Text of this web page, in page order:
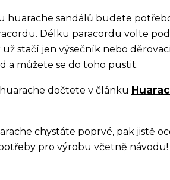
huarache sandálů budete
Délku paracordu volte
už stačí jen výsečník nebo
a můžete se do toho pustit.
dočtete v článku
chystáte poprvé, pak jistě
pro výrobu včetně návodu!